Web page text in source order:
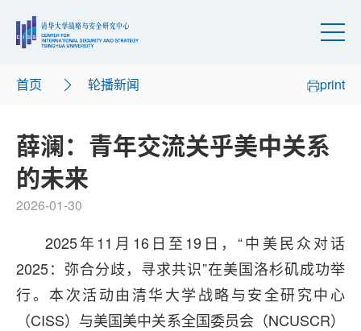
首页 轮播新闻 print
薛澜：青年交流关乎美中关系
的未来
2026-01-30
2025年11月16日至19日，“中美民众对话
2025：弥合分歧，寻求共识”在美国洛杉矶成功举
行。本次活动由清华大学战略与安全研究中心
（CISS）与美国美中关系全国委员会（NCUSCR）